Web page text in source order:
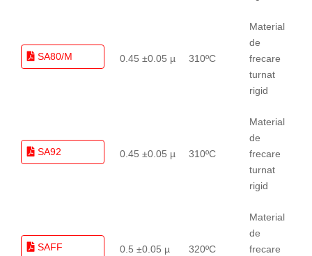
SA80/M 0.45 ±0.05 µ 310ºC
Material
de
frecare
turnat
rigid
SA92 0.45 ±0.05 µ 310ºC
Material
de
frecare
turnat
rigid
SAFF 0.5 ±0.05 µ 320ºC
Material
de
frecare